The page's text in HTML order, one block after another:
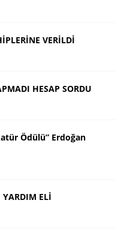
VERİLDİ
HESAP SORDU
Ödülü” Erdoğan
YARDIM ELİ